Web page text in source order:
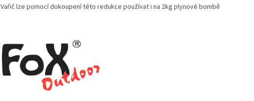
Vařič lze pomocí dokoupení této redukce používat i na 2kg plynové bombě